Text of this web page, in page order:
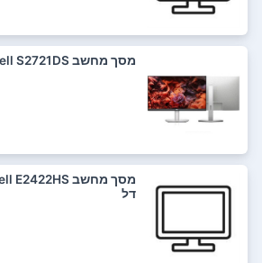
מסך מחשב Dell S2721DS ‏27 ‏אינטש QHD דל
דל